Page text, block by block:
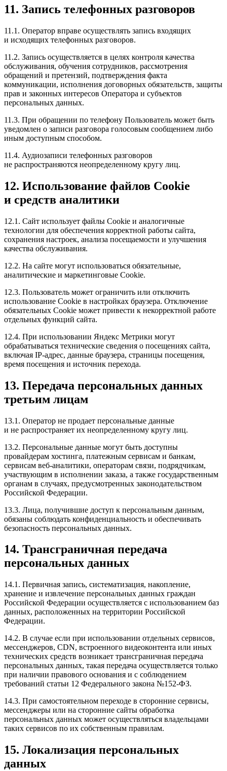
11. Запись телефонных разговоров
11.1. Оператор вправе осуществлять запись входящих
и исходящих телефонных разговоров.
11.2. Запись осуществляется в целях контроля качества
обслуживания, обучения сотрудников, рассмотрения
обращений и претензий, подтверждения факта
коммуникации, исполнения договорных обязательств, защиты
прав и законных интересов Оператора и субъектов
персональных данных.
11.3. При обращении по телефону Пользователь может быть
уведомлен о записи разговора голосовым сообщением либо
иным доступным способом.
11.4. Аудиозаписи телефонных разговоров
не распространяются неопределенному кругу лиц.
12. Использование файлов Cookie
и средств аналитики
12.1. Сайт использует файлы Cookie и аналогичные
технологии для обеспечения корректной работы сайта,
сохранения настроек, анализа посещаемости и улучшения
качества обслуживания.
12.2. На сайте могут использоваться обязательные,
аналитические и маркетинговые Cookie.
12.3. Пользователь может ограничить или отключить
использование Cookie в настройках браузера. Отключение
обязательных Cookie может привести к некорректной работе
отдельных функций сайта.
12.4. При использовании Яндекс Метрики могут
обрабатываться технические сведения о посещениях сайта,
включая IP-адрес, данные браузера, страницы посещения,
время посещения и источник перехода.
13. Передача персональных данных
третьим лицам
13.1. Оператор не продает персональные данные
и не распространяет их неопределенному кругу лиц.
13.2. Персональные данные могут быть доступны
провайдерам хостинга, платежным сервисам и банкам,
сервисам веб-аналитики, операторам связи, подрядчикам,
участвующим в исполнении заказа, а также государственным
органам в случаях, предусмотренных законодательством
Российской Федерации.
13.3. Лица, получившие доступ к персональным данным,
обязаны соблюдать конфиденциальность и обеспечивать
безопасность персональных данных.
14. Трансграничная передача
персональных данных
14.1. Первичная запись, систематизация, накопление,
хранение и извлечение персональных данных граждан
Российской Федерации осуществляется с использованием баз
данных, расположенных на территории Российской
Федерации.
14.2. В случае если при использовании отдельных сервисов,
мессенджеров, CDN, встроенного видеоконтента или иных
технических средств возникает трансграничная передача
персональных данных, такая передача осуществляется только
при наличии правового основания и с соблюдением
требований статьи 12 Федерального закона №152-ФЗ.
14.3. При самостоятельном переходе в сторонние сервисы,
мессенджеры или на сторонние сайты обработка
персональных данных может осуществляться владельцами
таких сервисов по их собственным правилам.
15. Локализация персональных
данных